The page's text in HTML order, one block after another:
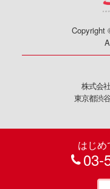
Copyright
株式会
東京都渋
はじ
03-